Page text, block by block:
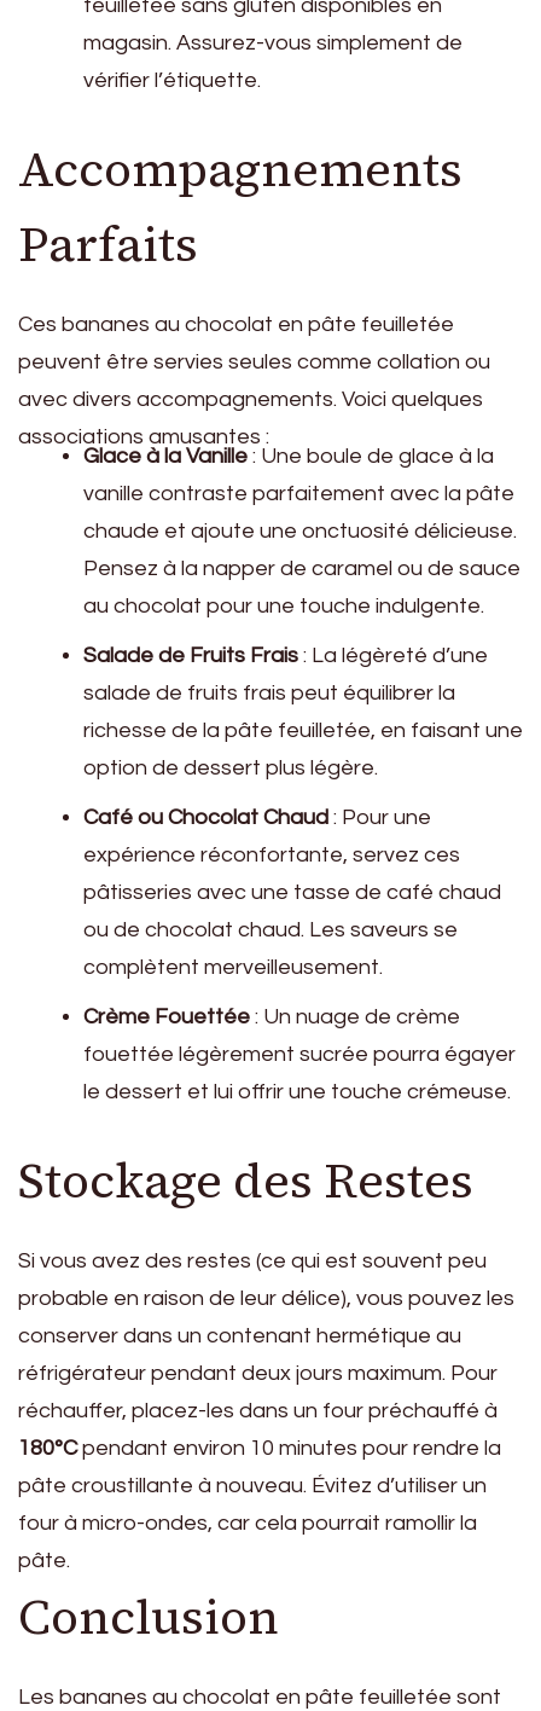
feuilletée sans gluten disponibles en
magasin. Assurez-vous simplement de
vérifier l’étiquette.
Accompagnements
Parfaits
Ces bananes au chocolat en pâte feuilletée
peuvent être servies seules comme collation ou
avec divers accompagnements. Voici quelques
associations amusantes :
Glace à la Vanille : Une boule de glace à la
vanille contraste parfaitement avec la pâte
chaude et ajoute une onctuosité délicieuse.
Pensez à la napper de caramel ou de sauce
au chocolat pour une touche indulgente.
Salade de Fruits Frais : La légèreté d’une
salade de fruits frais peut équilibrer la
richesse de la pâte feuilletée, en faisant une
option de dessert plus légère.
Café ou Chocolat Chaud : Pour une
expérience réconfortante, servez ces
pâtisseries avec une tasse de café chaud
ou de chocolat chaud. Les saveurs se
complètent merveilleusement.
Crème Fouettée : Un nuage de crème
fouettée légèrement sucrée pourra égayer
le dessert et lui offrir une touche crémeuse.
Stockage des Restes
Si vous avez des restes (ce qui est souvent peu
probable en raison de leur délice), vous pouvez les
conserver dans un contenant hermétique au
réfrigérateur pendant deux jours maximum. Pour
réchauffer, placez-les dans un four préchauffé à
180°Cpendant environ 10 minutes pour rendre la
pâte croustillante à nouveau. Évitez d’utiliser un
four à micro-ondes, car cela pourrait ramollir la
pâte.
Conclusion
Les bananes au chocolat en pâte feuilletée sont